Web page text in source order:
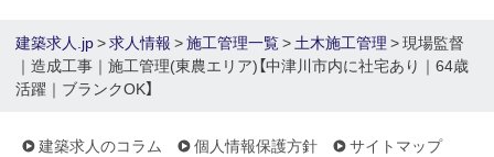
建築求人.jp>求人情報 >施工管理一覧>土木施工管理 > 現場監督
｜造成工事｜施工管理(東農エリア)【中津川市内に社宅あり｜64歳
活躍｜ブランクOK】
建築求人のコラム 個人情報保護方針
サイトマップ